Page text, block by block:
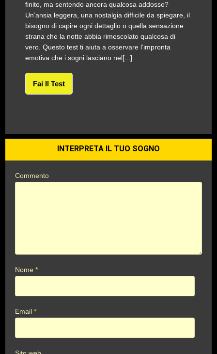
finito, ma sentendo ancora qualcosa addosso?
Un’ansia leggera, una nostalgia difficile da spiegare, il
bisogno di capire ogni dettaglio o quella sensazione
strana che la notte abbia rimescolato qualcosa di
vero. Questo test ti aiuta a osservare l’impronta
emotiva che i sogni lasciano nel[...]
Fai Il Test
INTERPRETA IL TUO SOGNO
Commento
Nome*
Email*